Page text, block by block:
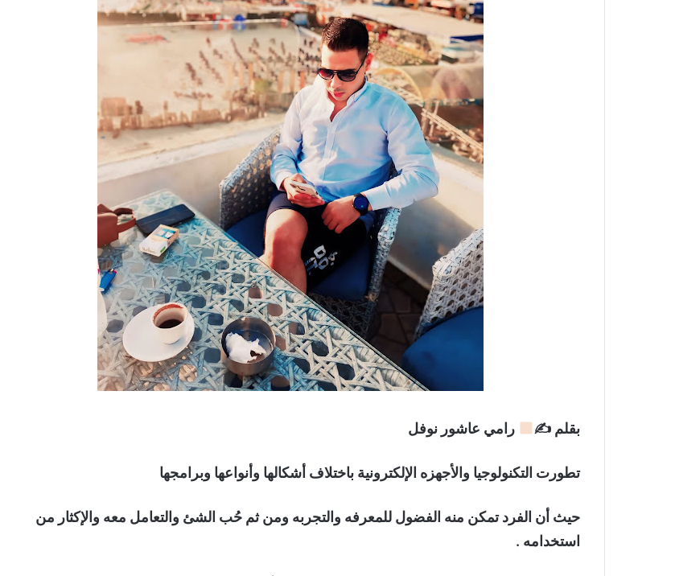
بقلم ✍ رامي عاشور نوفل
تطورت التكنولوجيا والأجهزه الإلكترونية باختلاف أشكالها وأنواعها وبرامجها
حيث أن الفرد تمكن منه الفضول للمعرفه والتجربه ومن ثم حُب الشئ والتعامل معه والإكثار من
استخدامه .